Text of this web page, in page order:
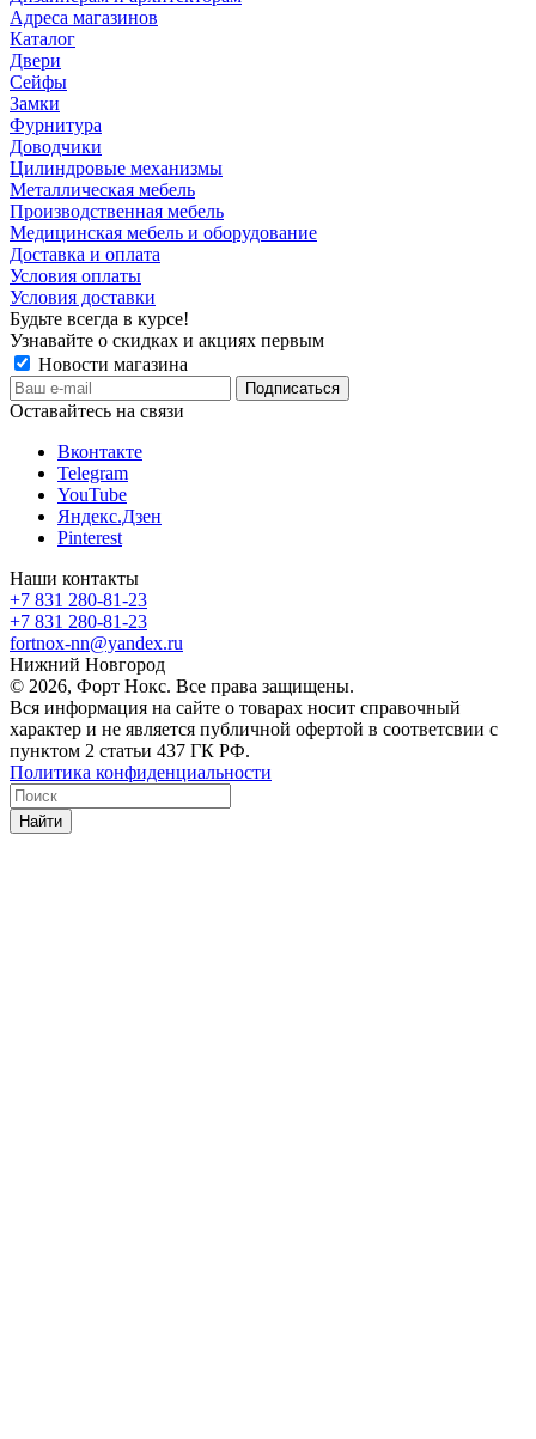
Адреса магазинов
Каталог
Двери
Сейфы
Замки
Фурнитура
Доводчики
Цилиндровые механизмы
Металлическая мебель
Производственная мебель
Медицинская мебель и оборудование
Доставка и оплата
Условия оплаты
Условия доставки
Будьте всегда в курсе!
Узнавайте о скидках и акциях первым
Новости магазина
Оставайтесь на связи
Вконтакте
Telegram
YouTube
Яндекс.Дзен
Pinterest
Наши контакты
+7 831 280-81-23
+7 831 280-81-23
fortnox-nn@yandex.ru
Нижний Новгород
© 2026, Форт Нокс. Все права защищены.
Вся информация на сайте о товарах носит справочный
характер и не является публичной офертой в соответсвии с
пунктом 2 статьи 437 ГК РФ.
Политика конфиденциальности
Найти